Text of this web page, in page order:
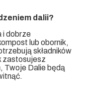
dalii?
i dobrze
lub obornik,
składników
zastosujesz
Twoje Dalie będą